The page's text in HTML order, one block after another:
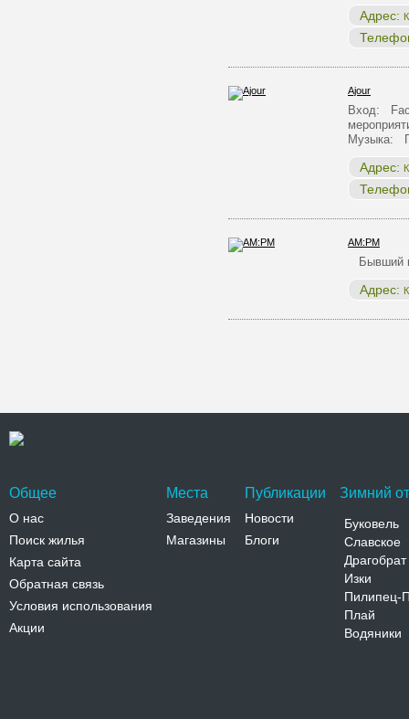
Адрес:
Ajour
Вход:
Музыка:
Адрес:
AM:PM
Бывший
Адрес:
Общее
О нас
Поиск жилья
Карта сайта
Обратная связь
Условия использования
Акции
Места
Заведения
Магазины
Публикации
Новости
Блоги
Зимний
Буковель
Славское
Драгобрат
Изки
Пилипец-
Плай
Водяники